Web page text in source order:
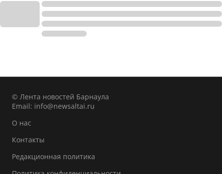
© Лента новостей Барнаула
Email: info@newsaltai.ru
О нас
Контакты
Редакционная политика